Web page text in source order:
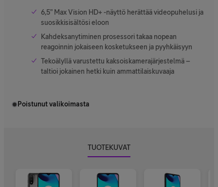
6,5” Max Vision HD+ -näyttö herättää videopuhelusi ja
suosikkisisältösi eloon
Kahdeksanytiminen prosessori takaa nopean
reagoinnin jokaiseen kosketukseen ja pyyhkäisyyn
Tekoälyllä varustettu kaksoiskamerajärjestelmä –
taltioi jokainen hetki kuin ammattilaiskuvaaja
Poistunut valikoimasta
TUOTEKUVAT